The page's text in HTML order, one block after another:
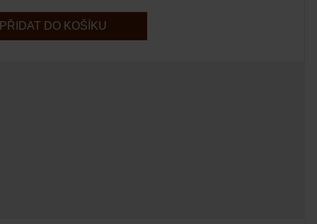
PŘIDAT DO KOŠÍKU